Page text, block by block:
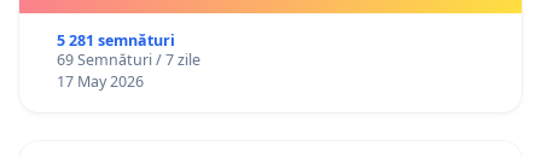
5 281 semnături
69 Semnături / 7 zile
17 May 2026